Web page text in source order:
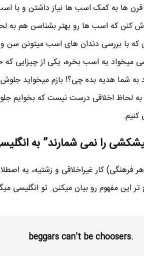
ها به کمک اسب ها نیاز داشتن و با
کنن که اسب ها رو بهتر بشناسن هم به
که با بررسی دندان های اسب
میخواد یه اسب بخره، یکی از چیزایی که
به شما هدیه بده چی؟! بازم میخواید
لحاظ اخلاقی درست نیست که
را نمی شمارند” به
هر فرهنگی) کار غیراخلاقی و زشتیه، یه
این مفهوم رو بیان میکنن. تو انگلیسی
.beggars can’t be choosers